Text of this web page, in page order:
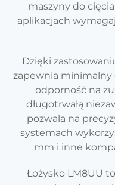
maszyny do
aplikacjach
Dzięki
zapewnia minimalny
odporność na
długotrwałą
pozwala na
systemach
mm i inne
Łożysko LM8UU